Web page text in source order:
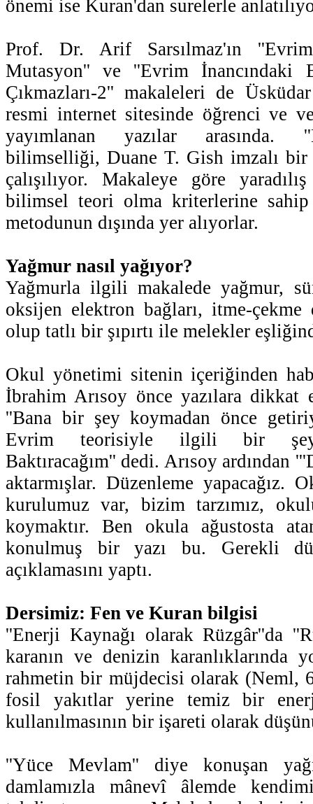
önemi ise Kuran'dan surelerle
Prof. Dr. Arif Sarsılmaz'ın
Mutasyon'' ve ''Evrim İnancındaki
Çıkmazları-2'' makaleleri de
resmi internet sitesinde öğrenci ve
yayımlanan yazılar arasında.
bilimselliği, Duane T. Gish imzalı bir
çalışılıyor. Makaleye göre
bilimsel teori olma kriterlerine
metodunun dışında yer alıyorlar.
Yağmur nasıl yağıyor?
Yağmurla ilgili makalede yağmur,
oksijen elektron bağları, itme-
olup tatlı bir şıpırtı ile melekler
Okul yönetimi sitenin içeriğinden
İbrahim Arısoy önce yazılara dikkat
''Bana bir şey koymadan önce
Evrim teorisiyle ilgili bir
Baktıracağım'' dedi. Arısoy ardından
aktarmışlar. Düzenleme yapacağız.
kurulumuz var, bizim tarzımız,
koymaktır. Ben okula ağustosta
konulmuş bir yazı bu. Gerekli
açıklamasını yaptı.
Dersimiz: Fen ve Kuran bilgisi
''Enerji Kaynağı olarak Rüzgâr''da
karanın ve denizin karanlıklarında
rahmetin bir müjdecisi olarak (Neml,
fosil yakıtlar yerine temiz bir
kullanılmasının bir işareti olarak
''Yüce Mevlam'' diye konuşan
damlamızla mânevî âlemde